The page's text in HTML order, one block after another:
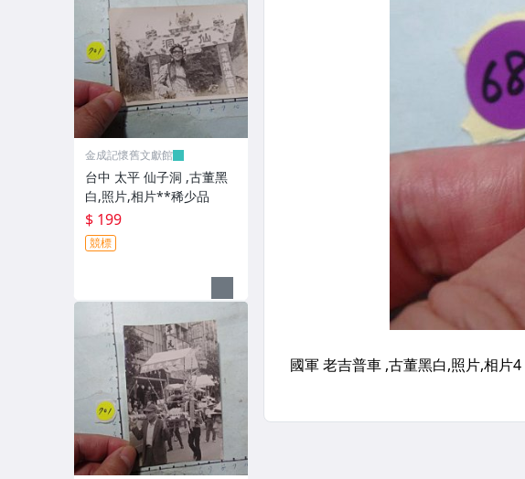
金成記懷舊文獻館
台中 太平 仙子洞 ,古董黑
白,照片,相片**稀少品
$ 199
競標